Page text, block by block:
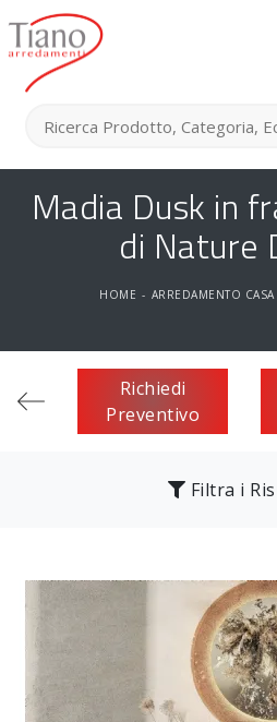
Madia Dusk in
di Nature
HOME - ARREDAMENTO CASA
Richiedi
Preventivo
Filtra i